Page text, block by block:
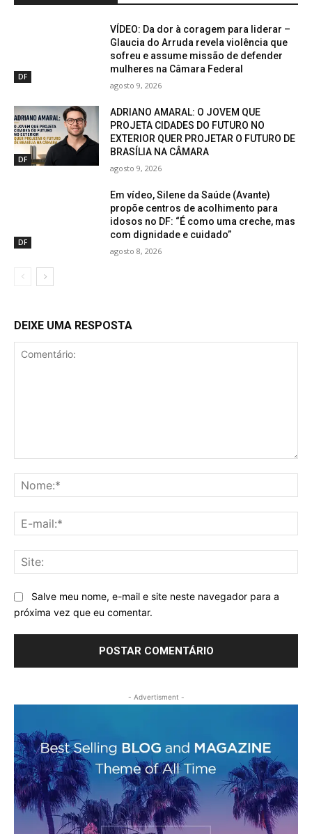
DF
VÍDEO: Da dor à coragem para liderar –
Glaucia do Arruda revela violência que
sofreu e assume missão de defender
mulheres na Câmara Federal
agosto 9, 2026
DF
ADRIANO AMARAL: O JOVEM QUE
PROJETA CIDADES DO FUTURO NO
EXTERIOR QUER PROJETAR O FUTURO DE
BRASÍLIA NA CÂMARA
agosto 9, 2026
DF
Em vídeo, Silene da Saúde (Avante)
propõe centros de acolhimento para
idosos no DF: “É como uma creche, mas
com dignidade e cuidado”
agosto 8, 2026
DEIXE UMA RESPOSTA
Salve meu nome, e-mail e site neste navegador para a
próxima vez que eu comentar.
- Advertisment -